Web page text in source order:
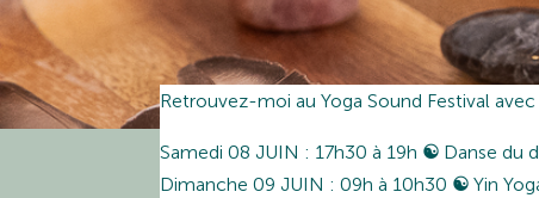
Retrouvez-moi au Yoga Sound Festival
Samedi 08 JUIN : 17h30 à 19h ☯ Danse du
Dimanche 09 JUIN : 09h à 10h30 ☯Yin